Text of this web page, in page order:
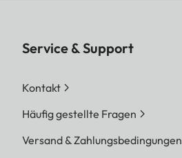
Service & Support
Kontakt
Häufig gestellte Fragen
Versand & Zahlungsbedingungen